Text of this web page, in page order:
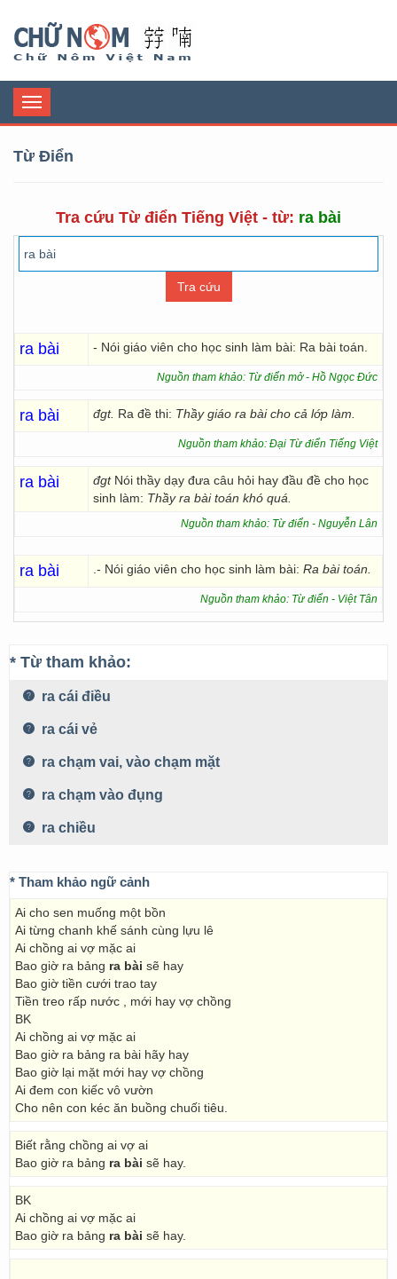
Toggle
navigation
Từ Điển
Tra cứu Từ điển Tiếng Việt - từ: ra bài
ra bài - Nói giáo viên cho học sinh làm bài: Ra bài toán.
Nguồn tham khảo: Từ điển mở - Hồ Ngọc Đức
ra bài đgt. Ra đề thi: Thầy giáo ra bài cho cả lớp làm.
Nguồn tham khảo: Đại Từ điển Tiếng Việt
ra bài đgt Nói thầy dạy đưa câu hỏi hay đầu đề cho học
sinh làm: Thầy ra bài toán khó quá.
Nguồn tham khảo: Từ điển - Nguyễn Lân
ra bài .- Nói giáo viên cho học sinh làm bài: Ra bài toán.
Nguồn tham khảo: Từ điển - Việt Tân
* Từ tham khảo:
ra cái điều
ra cái vẻ
ra chạm vai, vào chạm mặt
ra chạm vào đụng
ra chiều
* Tham khảo ngữ cảnh
Ai cho sen muống một bồn
Ai từng chanh khế sánh cùng lựu lê
Ai chồng ai vợ mặc ai
Bao giờ ra bảng ra bài sẽ hay
Bao giờ tiền cưới trao tay
Tiền treo rấp nước , mới hay vợ chồng
BK
Ai chồng ai vợ mặc ai
Bao giờ ra bảng ra bài hãy hay
Bao giờ lại mặt mới hay vợ chồng
Ai đem con kiếc vô vườn
Cho nên con kéc ăn buồng chuối tiêu.
Biết rằng chồng ai vợ ai
Bao giờ ra bảng ra bài sẽ hay.
BK
Ai chồng ai vợ mặc ai
Bao giờ ra bảng ra bài sẽ hay.